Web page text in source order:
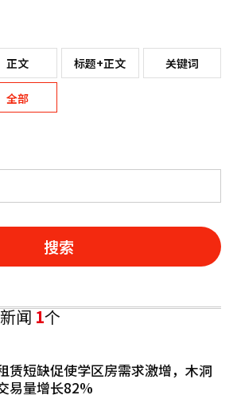
正文 标题+正文 关键词
全部
搜索
新闻1个
赁短缺促使学区房需求激增，木洞
易量增长82%